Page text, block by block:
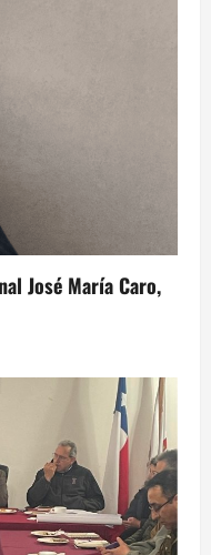
José María Caro,